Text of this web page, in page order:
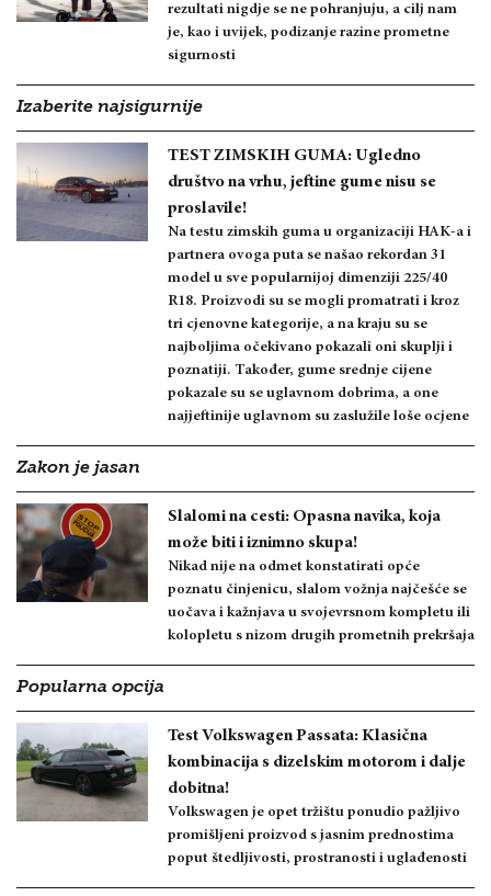
rezultati nigdje se ne pohranjuju, a cilj nam
je, kao i uvijek, podizanje razine prometne
sigurnosti
Izaberite najsigurnije
TEST ZIMSKIH GUMA: Ugledno
društvo na vrhu, jeftine gume nisu se
proslavile!
Na testu zimskih guma u organizaciji HAK-a i
partnera ovoga puta se našao rekordan 31
model u sve popularnijoj dimenziji 225/40
R18. Proizvodi su se mogli promatrati i kroz
tri cjenovne kategorije, a na kraju su se
najboljima očekivano pokazali oni skuplji i
poznatiji. Također, gume srednje cijene
pokazale su se uglavnom dobrima, a one
najjeftinije uglavnom su zaslužile loše ocjene
Zakon je jasan
Slalomi na cesti: Opasna navika, koja
može biti i iznimno skupa!
Nikad nije na odmet konstatirati opće
poznatu činjenicu, slalom vožnja najčešće se
uočava i kažnjava u svojevrsnom kompletu ili
kolopletu s nizom drugih prometnih prekršaja
Popularna opcija
Test Volkswagen Passata: Klasična
kombinacija s dizelskim motorom i dalje
dobitna!
Volkswagen je opet tržištu ponudio pažljivo
promišljeni proizvod s jasnim prednostima
poput štedljivosti, prostranosti i uglađenosti